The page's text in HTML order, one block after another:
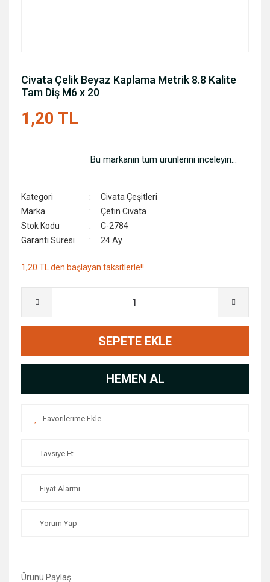
Civata Çelik Beyaz Kaplama Metrik 8.8 Kalite
Tam Diş M6 x 20
1,20 TL
Bu markanın tüm ürünlerini inceleyin...
Kategori
Civata Çeşitleri
Marka
Çetin Civata
Stok Kodu
C-2784
Garanti Süresi
24 Ay
1,20 TL den başlayan taksitlerle!!
SEPETE EKLE
HEMEN AL
Tavsiye Et
Fiyat Alarmı
Yorum Yap
Ürünü Paylaş